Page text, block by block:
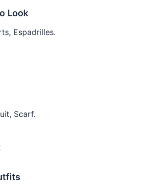
Look
Espadrilles.
Scarf.